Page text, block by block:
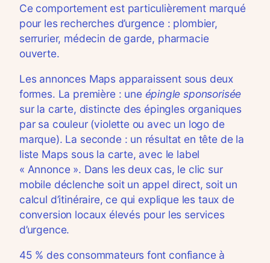
Ce comportement est particulièrement marqué
pour les recherches d’urgence : plombier,
serrurier, médecin de garde, pharmacie
ouverte.
Les annonces Maps apparaissent sous deux
formes. La première : une épingle sponsorisée
sur la carte, distincte des épingles organiques
par sa couleur (violette ou avec un logo de
marque). La seconde : un résultat en tête de la
liste Maps sous la carte, avec le label
« Annonce ». Dans les deux cas, le clic sur
mobile déclenche soit un appel direct, soit un
calcul d’itinéraire, ce qui explique les taux de
conversion locaux élevés pour les services
d’urgence.
45 % des consommateurs font confiance à